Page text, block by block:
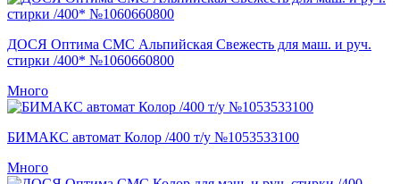
ДОСЯ Оптима СМС Альпийская Свежесть для маш. и руч.
стирки /400* №1060660800
Много
БИМАКС автомат Колор /400 т/у №1053533100
Много